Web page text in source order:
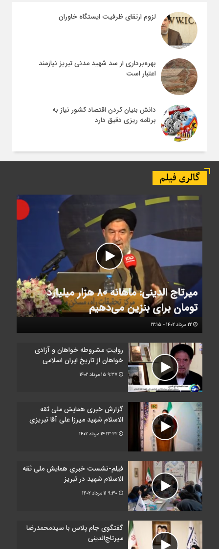
لزوم ارتقای ظرفیت ایستگاه خاوران
بهره‌برداری از سد شهید مدنی تبریز نیازمند
اعتبار است
دانش بنیان کردن اقتصاد کشور نیاز به
برنامه ریزی دقیق دارد
گالری فیلم
میرتاج الدینی: ماهانه ۸۰ هزار میلیارد
تومان برای بنزین می‌دهیم
روایتِ مشروطه خواهان و آزادی
خواهان از تاریخ ایران اسلامی
۱۵ مرداد ۱۴۰۲
گزارش خبری همایش ملی ثقه
الاسلام شهید میرزا علی آقا تبریزی
۱۴ مرداد ۱۴۰۲
فیلم-نشست خبری همایش ملی ثقه
الاسلام شهید در تبریز
۱۱ مرداد ۱۴۰۲
گفتگوی جام پلاس با سیدمحمدرضا
میرتاج‌الدینی